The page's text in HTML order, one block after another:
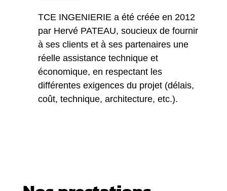
TCE INGENIERIE a été créée en 2012
par Hervé PATEAU, soucieux de fournir
à ses clients et à ses partenaires une
réelle assistance technique et
économique, en respectant les
différentes exigences du projet (délais,
coût, technique, architecture, etc.).